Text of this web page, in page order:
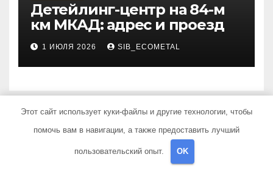
Детейлинг-центр на 84-м
км МКАД: адрес и проезд
1 ИЮЛЯ 2026 SIB_ECOMETAL
АвтоВека
Этот сайт использует куки-файлы и другие технологии, чтобы
помочь вам в навигации, а также предоставить лучший
пользовательский опыт. OK